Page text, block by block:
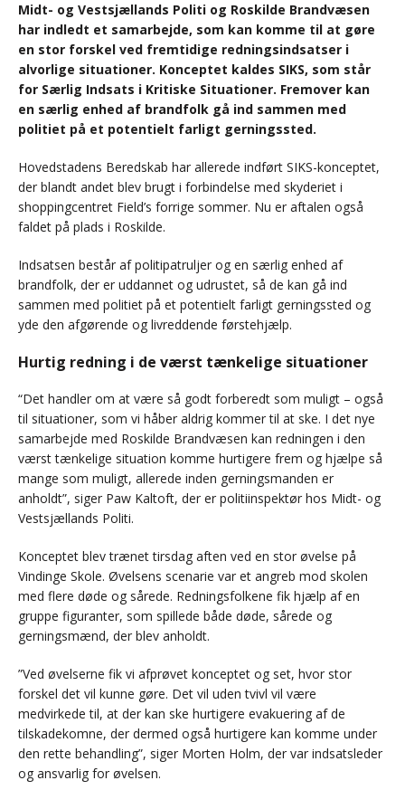
Midt- og Vestsjællands Politi og Roskilde Brandvæsen
har indledt et samarbejde, som kan komme til at gøre
en stor forskel ved fremtidige redningsindsatser i
alvorlige situationer. Konceptet kaldes SIKS, som står
for Særlig Indsats i Kritiske Situationer. Fremover kan
en særlig enhed af brandfolk gå ind sammen med
politiet på et potentielt farligt gerningssted.
Hovedstadens Beredskab har allerede indført SIKS-konceptet,
der blandt andet blev brugt i forbindelse med skyderiet i
shoppingcentret Field’s forrige sommer. Nu er aftalen også
faldet på plads i Roskilde.
Indsatsen består af politipatruljer og en særlig enhed af
brandfolk, der er uddannet og udrustet, så de kan gå ind
sammen med politiet på et potentielt farligt gerningssted og
yde den afgørende og livreddende førstehjælp.
Hurtig redning i de værst tænkelige situationer
“Det handler om at være så godt forberedt som muligt – også
til situationer, som vi håber aldrig kommer til at ske. I det nye
samarbejde med Roskilde Brandvæsen kan redningen i den
værst tænkelige situation komme hurtigere frem og hjælpe så
mange som muligt, allerede inden gerningsmanden er
anholdt”, siger Paw Kaltoft, der er politiinspektør hos Midt- og
Vestsjællands Politi.
Konceptet blev trænet tirsdag aften ved en stor øvelse på
Vindinge Skole. Øvelsens scenarie var et angreb mod skolen
med flere døde og sårede. Redningsfolkene fik hjælp af en
gruppe figuranter, som spillede både døde, sårede og
gerningsmænd, der blev anholdt.
”Ved øvelserne fik vi afprøvet konceptet og set, hvor stor
forskel det vil kunne gøre. Det vil uden tvivl vil være
medvirkede til, at der kan ske hurtigere evakuering af de
tilskadekomne, der dermed også hurtigere kan komme under
den rette behandling”, siger Morten Holm, der var indsatsleder
og ansvarlig for øvelsen.